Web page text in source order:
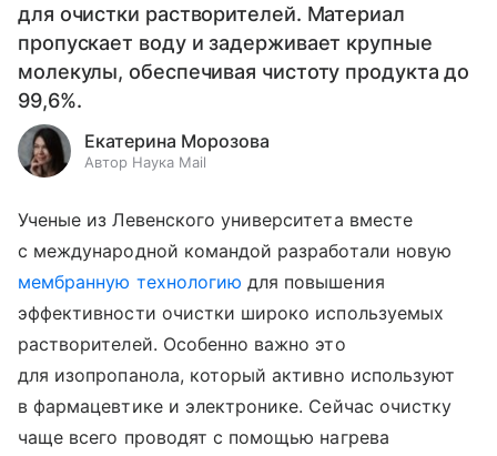
для очистки растворителей. Материал
пропускает воду и задерживает крупные
молекулы, обеспечивая чистоту продукта до
99,6%.
Екатерина Морозова
Автор Наука Mail
Ученые из Левенского университета вместе
с международной командой разработали новую
мембранную технологию для повышения
эффективности очистки широко используемых
растворителей. Особенно важно это
для изопропанола, который активно используют
в фармацевтике и электронике. Сейчас очистку
чаще всего проводят с помощью нагрева